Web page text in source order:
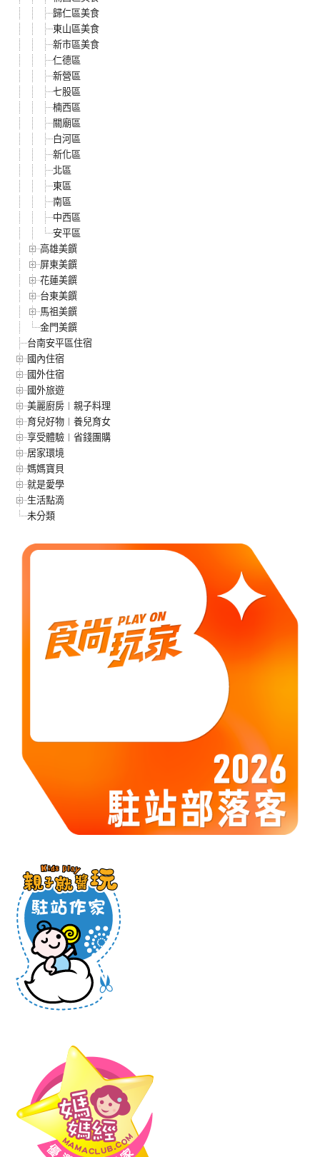
歸仁區美食
東山區美食
新市區美食
仁德區
新營區
七股區
楠西區
關廟區
白河區
新化區
北區
東區
南區
中西區
安平區
高雄美饌
屏東美饌
花蓮美饌
台東美饌
馬祖美饌
金門美饌
台南安平區住宿
國內住宿
國外住宿
國外旅遊
美麗廚房︱親子料理
育兒好物︱養兒育女
享受體驗︱省錢團購
居家環境
媽媽寶貝
就是愛學
生活點滴
未分類